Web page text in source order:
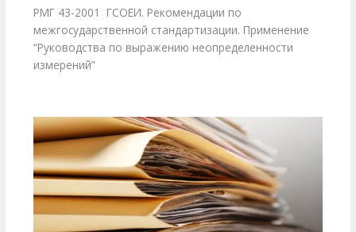
РМГ 43-2001 ГСОЕИ. Рекомендации по
межгосударственной стандартизации. Применение
“Руководства по выражению неопределенности
измерений”